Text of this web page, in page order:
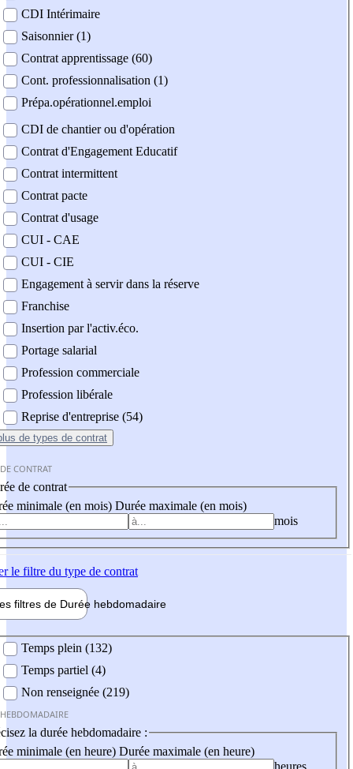
CDI Intérimaire
Saisonnier (1)
Contrat apprentissage (60)
Cont. professionnalisation (1)
Prépa.opérationnel.emploi
CDI de chantier ou d'opération
Contrat d'Engagement Educatif
Contrat intermittent
Contrat pacte
Contrat d'usage
CUI - CAE
CUI - CIE
Engagement à servir dans la réserve
Franchise
Insertion par l'activ.éco.
Portage salarial
Profession commerciale
Profession libérale
Reprise d'entreprise (54)
de types de contrat
CONTRAT
de contrat
minimale (en mois) Durée maximale (en mois)
mois
le filtre du type de contrat
filtres de Durée hebdomadaire
Temps plein (132)
Temps partiel (4)
Non renseignée (219)
la durée hebdomadaire :
minimale (en heure) Durée maximale (en heure)
heures